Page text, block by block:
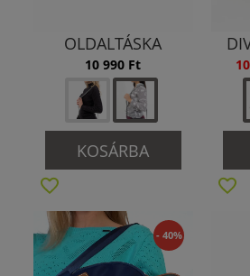
OLDALTÁSKA
10 990 Ft
KOSÁRBA
- 40%